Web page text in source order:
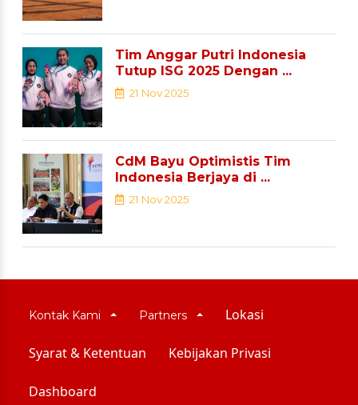
Tim Anggar Putri Indonesia
Tutup ISG 2025 Dengan ...
21 Nov 2025
CdM Bayu Optimistis Tim
Indonesia Berjaya di ...
21 Nov 2025
Kontak Kami Partners Lokasi
Syarat & Ketentuan Kebijakan Privasi
Dashboard